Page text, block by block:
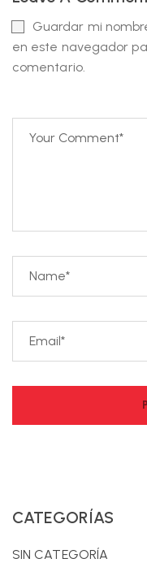
Guardar mi
en este navegador
comentario.
CATEGORÍAS
SIN CATEGORÍA